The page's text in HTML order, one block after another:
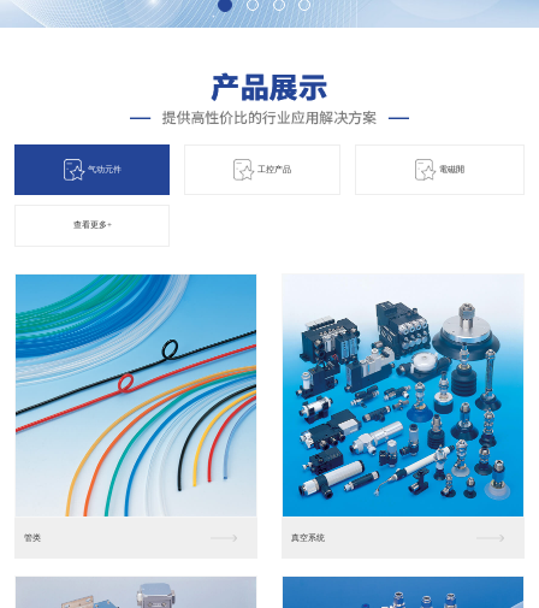
气动元件 工控产品 電磁閞
查看更多+
进口松下PLC2 进口松下PLC